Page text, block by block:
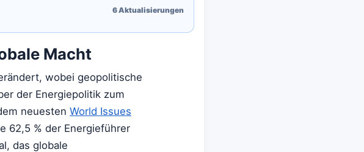
6Aktualisierungen
Macht
wobei geopolitische
der Energiepolitik zum
neuesten World Issues
62,5 % der Energieführer
das globale